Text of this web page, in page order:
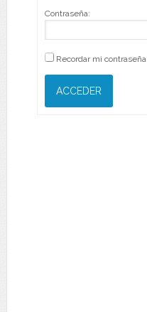
Contraseña:
Recordar mi contraseña
ACCEDER